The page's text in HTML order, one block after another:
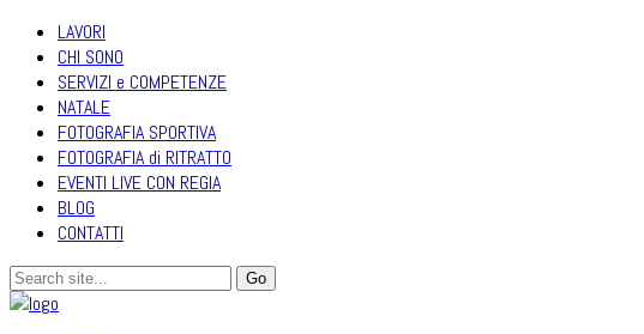
LAVORI
CHI SONO
SERVIZI e COMPETENZE
NATALE
FOTOGRAFIA SPORTIVA
FOTOGRAFIA di RITRATTO
EVENTI LIVE CON REGIA
BLOG
CONTATTI